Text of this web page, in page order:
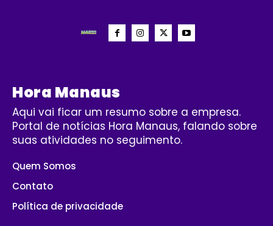
Hora Manaus
Aqui vai ficar um resumo sobre a empresa.
Portal de notícias Hora Manaus, falando sobre
suas atividades no seguimento.
Quem Somos
Contato
Política de privacidade